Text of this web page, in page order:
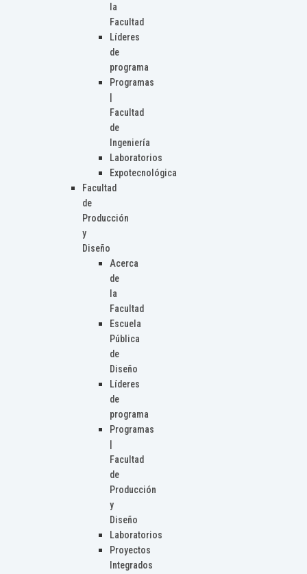
la
Facultad
Líderes
de
programa
Programas
Facultad
de
Ingeniería
Laboratorios
Expotecnológica
Facultad
de
Producción
y
Diseño
Acerca
de
la
Facultad
Escuela
Pública
de
Diseño
Líderes
de
programa
Programas
Facultad
de
Producción
y
Diseño
Laboratorios
Proyectos
Integrados